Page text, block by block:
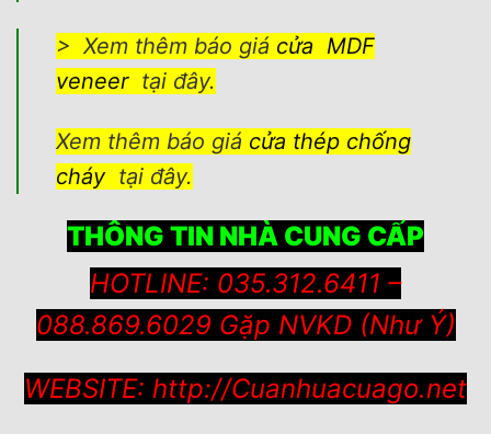
> Xem thêm báo giá cửa MDF
veneertại đây.
Xem thêm báo giá cửa thép chống
cháytại đây.
THÔNG TIN NHÀ CUNG CẤP
HOTLINE: 035.312.6411 –
088.869.6029 Gặp NVKD (Như Ý)
WEBSITE: http://Cuanhuacuago.net